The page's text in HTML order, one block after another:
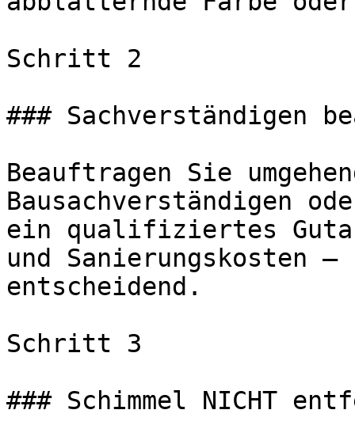
Schritt 2
### Sachverständigen
Beauftragen Sie
Bausachverständigen
ein qualifiziertes
und Sanierungskosten
entscheidend.
Schritt 3
### Schimmel NICHT